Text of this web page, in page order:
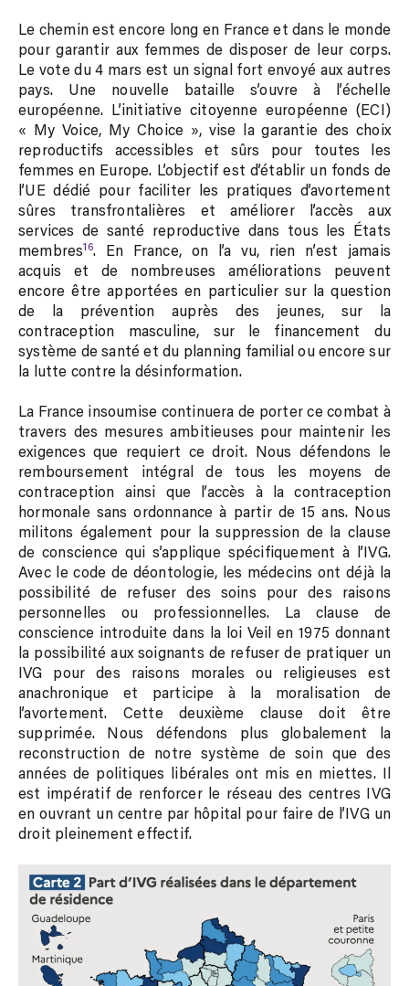
Le chemin est encore long en France et dans le monde
pour garantir aux femmes de disposer de leur corps.
Le vote du 4 mars est un signal fort envoyé aux autres
pays. Une nouvelle bataille s’ouvre à l’échelle
européenne. L’initiative citoyenne européenne (ECI)
« My Voice, My Choice », vise la garantie des choix
reproductifs accessibles et sûrs pour toutes les
femmes en Europe. L’objectif est d’établir un fonds de
l’UE dédié pour faciliter les pratiques d’avortement
sûres transfrontalières et améliorer l’accès aux
services de santé reproductive dans tous les États
membres16. En France, on l’a vu, rien n’est jamais
acquis et de nombreuses améliorations peuvent
encore être apportées en particulier sur la question
de la prévention auprès des jeunes, sur la
contraception masculine, sur le financement du
système de santé et du planning familial ou encore sur
la lutte contre la désinformation.
La France insoumise continuera de porter ce combat à
travers des mesures ambitieuses pour maintenir les
exigences que requiert ce droit. Nous défendons le
remboursement intégral de tous les moyens de
contraception ainsi que l’accès à la contraception
hormonale sans ordonnance à partir de 15 ans. Nous
militons également pour la suppression de la clause
de conscience qui s’applique spécifiquement à l’IVG.
Avec le code de déontologie, les médecins ont déjà la
possibilité de refuser des soins pour des raisons
personnelles ou professionnelles. La clause de
conscience introduite dans la loi Veil en 1975 donnant
la possibilité aux soignants de refuser de pratiquer un
IVG pour des raisons morales ou religieuses est
anachronique et participe à la moralisation de
l’avortement. Cette deuxième clause doit être
supprimée. Nous défendons plus globalement la
reconstruction de notre système de soin que des
années de politiques libérales ont mis en miettes. Il
est impératif de renforcer le réseau des centres IVG
en ouvrant un centre par hôpital pour faire de l’IVG un
droit pleinement effectif.